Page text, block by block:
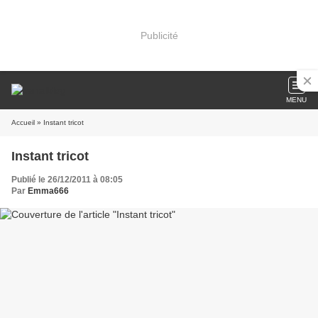
Publicité
MENU
Accueil » Instant tricot
Instant tricot
Publié le 26/12/2011 à 08:05
Par Emma666